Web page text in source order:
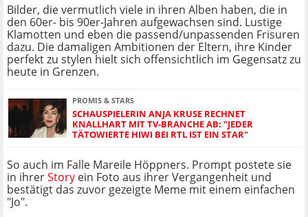
Bilder, die vermutlich viele in ihren Alben haben, die in
den 60er- bis 90er-Jahren aufgewachsen sind. Lustige
Klamotten und eben die passend/unpassenden Frisuren
dazu. Die damaligen Ambitionen der Eltern, ihre Kinder
perfekt zu stylen hielt sich offensichtlich im Gegensatz zu
heute in Grenzen.
PROMIS & STARS
SCHAUSPIELERIN ANJA KRUSE RECHNET
KNALLHART MIT TV-BRANCHE AB: "JEDER
TÄTOWIERTE HIWI BEI RTL IST EIN STAR"
So auch im Falle Mareile Höppners. Prompt postete sie
in ihrerStory ein Foto aus ihrer Vergangenheit und
bestätigt das zuvor gezeigte Meme mit einem einfachen
"Jo".